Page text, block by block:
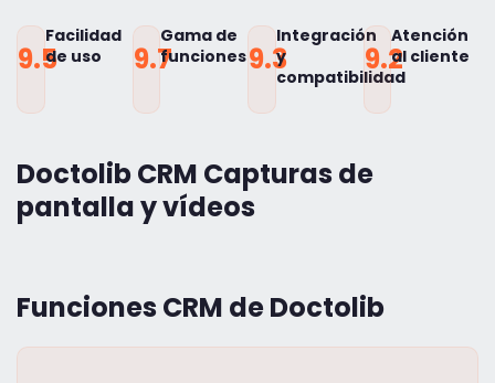
9.5
Facilidad
de uso
9.7
Gama de
funciones9.3
Integración
y
compatibilidad
9.2
Atención
al cliente
Doctolib CRM Capturas de
pantalla y vídeos
Funciones CRM de Doctolib